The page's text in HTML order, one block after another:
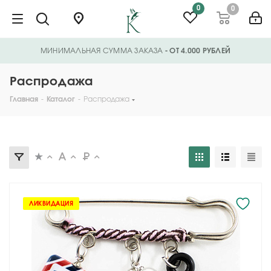
0 0
МИНИМАЛЬНАЯ СУММА ЗАКАЗА - ОТ 4.000 РУБЛЕЙ
Распродажа
Главная - Каталог - Распродажа
ЛИКВИДАЦИЯ